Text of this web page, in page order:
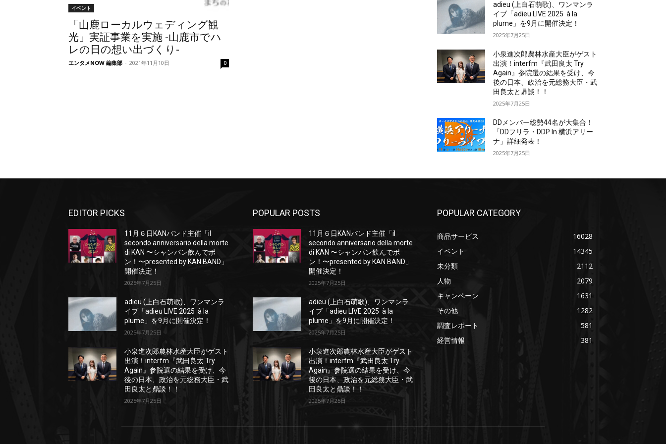
イベント
「山鹿ローカルウェディング観
光」実証事業を実施 -山鹿市でハ
レの日の想い出づくり-
エンタメNOW 編集部 - 2021年11月10日 0
adieu (上白石萌歌)、ワンマンラ
イブ「adieu LIVE 2025 à la
plume」を9月に開催決定！
2025年7月25日
小泉進次郎農林水産大臣がゲスト
出演！interfm『武田良太 Try
Again』参院選の結果を受け、今
後の日本、政治を元総務大臣・武
田良太と鼎談！！
2025年7月25日
DDメンバー総勢44名が大集合！
「DDフリラ・DDP In 横浜アリー
ナ」詳細発表！
2025年7月25日
EDITOR PICKS
11月６日KANバンド主催「il
secondo anniversario della morte
di KAN 〜シャンパン飲んでポ
ン！〜presented by KAN BAND」
開催決定！
2025年7月25日
adieu (上白石萌歌)、ワンマンラ
イブ「adieu LIVE 2025 à la
plume」を9月に開催決定！
2025年7月25日
小泉進次郎農林水産大臣がゲスト
出演！interfm『武田良太 Try
Again』参院選の結果を受け、今
後の日本、政治を元総務大臣・武
田良太と鼎談！！
2025年7月25日
POPULAR POSTS
11月６日KANバンド主催「il
secondo anniversario della morte
di KAN 〜シャンパン飲んでポ
ン！〜presented by KAN BAND」
開催決定！
2025年7月25日
adieu (上白石萌歌)、ワンマンラ
イブ「adieu LIVE 2025 à la
plume」を9月に開催決定！
2025年7月25日
小泉進次郎農林水産大臣がゲスト
出演！interfm『武田良太 Try
Again』参院選の結果を受け、今
後の日本、政治を元総務大臣・武
田良太と鼎談！！
2025年7月25日
POPULAR CATEGORY
商品サービス
16028
イベント
14345
未分類
2112
人物
2079
キャンペーン
1631
その他
1282
調査レポート
581
経営情報
381